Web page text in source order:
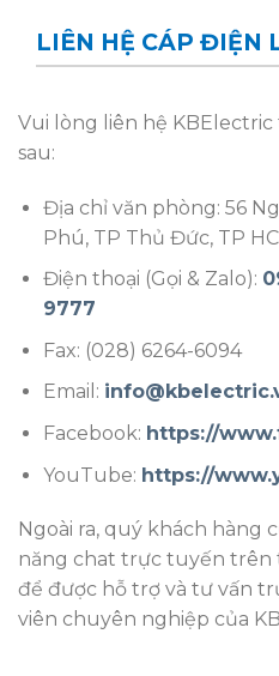
LIÊN HỆ CÁP ĐIỆN
Vui lòng liên hệ
sau:
Địa chỉ văn phòng: 56
Phú, TP Thủ Đức, TP
Điện thoại (Gọi & Zalo):
9777
Fax: (028) 6264-6094
Email:
Facebook: https://
YouTube: https://
Ngoài ra, quý khách hàng
năng chat trực tuyến trên
để được hỗ trợ và tư vấn
viên chuyên nghiệp của